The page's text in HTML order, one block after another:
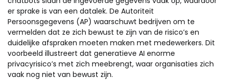
er sprake is van een datalek. De Autoriteit
Persoonsgegevens (AP) waarschuwt bedrijven om te
vermelden dat ze zich bewust te zijn van de risico’s en
duidelijke afspraken moeten maken met medewerkers. Dit
voorbeeld illustreert dat generatieve AI enorme
privacyrisico’s met zich meebrengt, waar organisaties zich
vaak nog niet van bewust zijn.